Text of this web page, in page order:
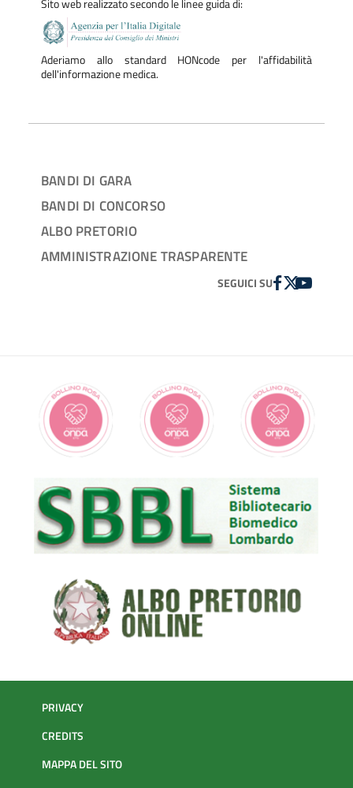
Sito web realizzato secondo le linee guida di:
Aderiamo allo standard HONcode per l'affidabilità
dell'informazione medica.
BANDI DI GARA
BANDI DI CONCORSO
ALBO PRETORIO
AMMINISTRAZIONE TRASPARENTE
SEGUICI SUFACEBOOK
TWITTER
YOUTUBE
PRIVACY
CREDITS
MAPPA DEL SITO